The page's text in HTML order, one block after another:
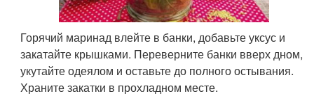
Горячий маринад влейте в банки, добавьте уксус и
закатайте крышками. Переверните банки вверх дном,
укутайте одеялом и оставьте до полного остывания.
Храните закатки в прохладном месте.